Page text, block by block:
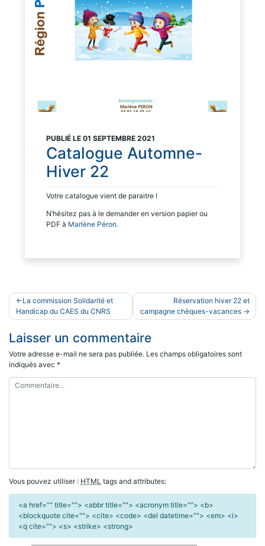
PUBLIÉ LE 01 SEPTEMBRE 2021
Catalogue Automne-
Hiver 22
Votre catalogue vient de paraitre !
N’hésitez pas à le demander en version papier ou
PDF à Marlène Péron.
Navigation
de
l’article
La commission Solidarité et
Handicap du CAES du CNRS
Réservation hiver 22 et
campagne chèques-vacances
Laisser un commentaire
Votre adresse e-mail ne sera pas publiée. Les champs obligatoires sont
indiqués avec *
Vous pouvez utiliser : HTML tags and attributes:
<a href="" title=""> <abbr title=""> <acronym title=""> <b>
<blockquote cite=""> <cite> <code> <del datetime=""> <em> <i>
<q cite=""> <s> <strike> <strong>